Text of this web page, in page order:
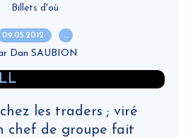
Billets d'où
09.05.2012 …
Dan SAUBION
les traders ; viré
chef de groupe fait